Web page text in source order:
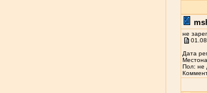
не
Дата
Пол: не